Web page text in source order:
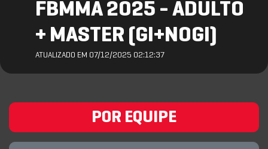
FBMMA 2025 - ADULTO
+ MASTER (GI+NOGI)
ATUALIZADO EM 07/12/2025 02:12:37
POR EQUIPE